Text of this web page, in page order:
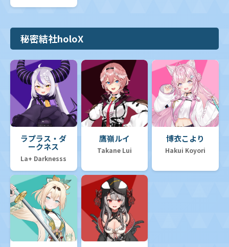
秘密結社holoX
ラプラス・ダ
ークネス
La+ Darknesss
鷹嶺ルイ
Takane Lui
博衣こより
Hakui Koyori